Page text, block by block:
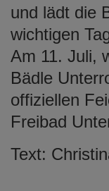
und lädt die
wichtigen
Am 11. Juli,
Bädle
offiziellen
Freibad
Text: